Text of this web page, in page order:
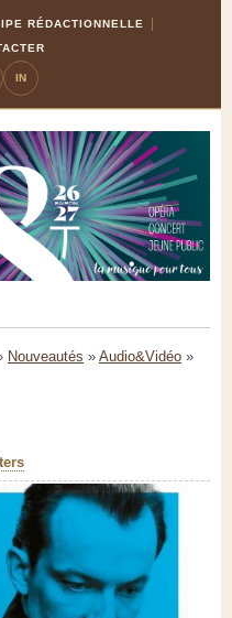
RÉDACTIONNELLE
IN
Nouveautés » Audio&Vidéo »